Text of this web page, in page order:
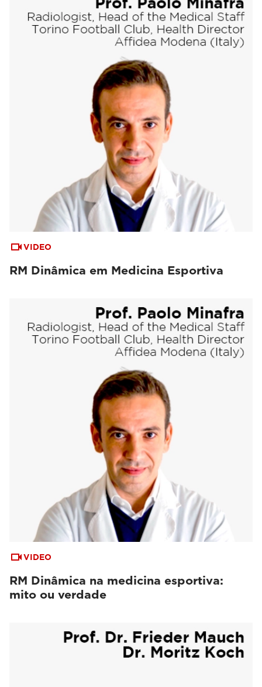
VIDEO
RM Dinâmica em Medicina Esportiva
VIDEO
RM Dinâmica na medicina esportiva:
mito ou verdade